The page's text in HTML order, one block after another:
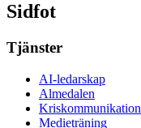
Sidfot
Tjänster
AI-ledarskap
Almedalen
Kris­kommunikation
Medieträning